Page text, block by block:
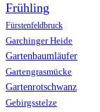
Frühling
Fürstenfeldbruck
Garchinger Heide
Gartenbaumläufer
Gartengrasmücke
Gartenrotschwanz
Gebirgsstelze